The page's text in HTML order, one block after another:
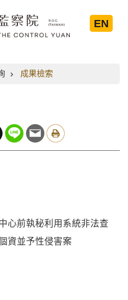
EN
成果檢索
心前執秘利用系統非法查
資並予性侵害案